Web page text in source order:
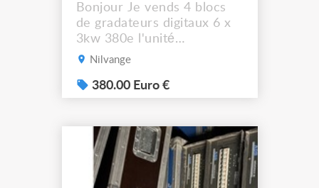
Bonjour Je vends 4 blocs
de gradateurs digitaux 6 x
3kw 380e l'unité
Alimentation : 230V / 400
Protection gradateur par
disjoncteur 1P+N Capacité
à pleine charge à 35°C
Semi-conducteurs 40A
Filtrage professionnel
Pilotage DMX512A sur
Nilvange
380.00 Euro €